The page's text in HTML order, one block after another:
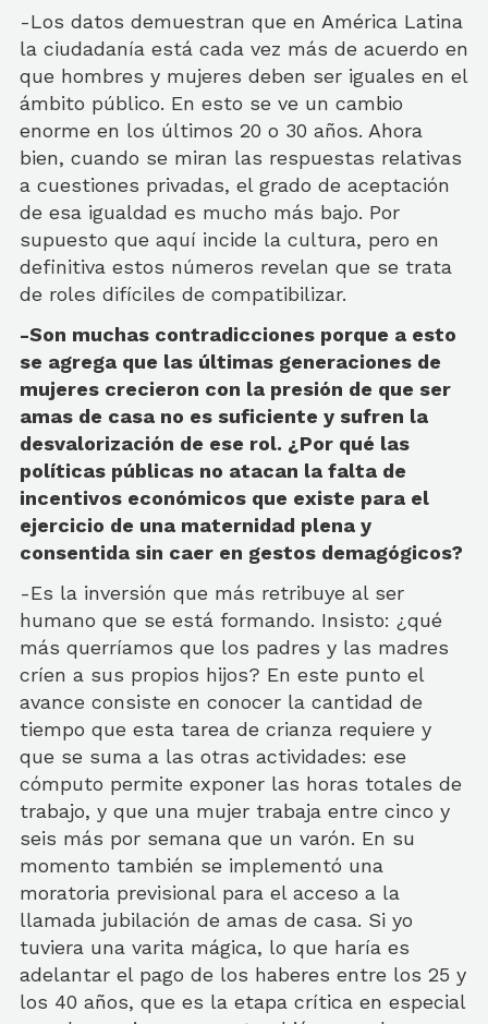
-Los datos demuestran que en América Latina
la ciudadanía está cada vez más de acuerdo en
que hombres y mujeres deben ser iguales en el
ámbito público. En esto se ve un cambio
enorme en los últimos 20 o 30 años. Ahora
bien, cuando se miran las respuestas relativas
a cuestiones privadas, el grado de aceptación
de esa igualdad es mucho más bajo. Por
supuesto que aquí incide la cultura, pero en
definitiva estos números revelan que se trata
de roles difíciles de compatibilizar.
-Son muchas contradicciones porque a esto
se agrega que las últimas generaciones de
mujeres crecieron con la presión de que ser
amas de casa no es suficiente y sufren la
desvalorización de ese rol. ¿Por qué las
políticas públicas no atacan la falta de
incentivos económicos que existe para el
ejercicio de una maternidad plena y
consentida sin caer en gestos demagógicos?
-Es la inversión que más retribuye al ser
humano que se está formando. Insisto: ¿qué
más querríamos que los padres y las madres
críen a sus propios hijos? En este punto el
avance consiste en conocer la cantidad de
tiempo que esta tarea de crianza requiere y
que se suma a las otras actividades: ese
cómputo permite exponer las horas totales de
trabajo, y que una mujer trabaja entre cinco y
seis más por semana que un varón. En su
momento también se implementó una
moratoria previsional para el acceso a la
llamada jubilación de amas de casa. Si yo
tuviera una varita mágica, lo que haría es
adelantar el pago de los haberes entre los 25 y
los 40 años, que es la etapa crítica en especial